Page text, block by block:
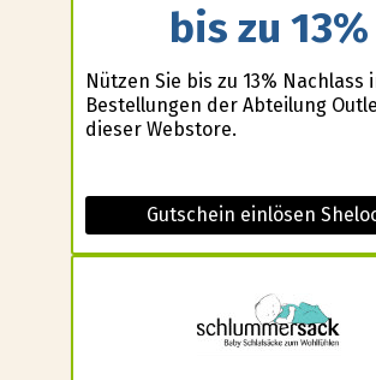
bis zu 13%
Nützen Sie bis zu 13% Nachlass
Bestellungen der Abteilung
dieser Webstore.
Gutschein einlösen